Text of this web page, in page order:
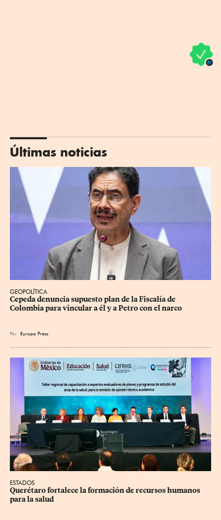
Últimas noticias
GEOPOLÍTICA
Cepeda denuncia supuesto plan de la Fiscalía de
Colombia para vincular a él y a Petro con el narco
Por Europa Press
ESTADOS
Querétaro fortalece la formación de recursos humanos
para la salud